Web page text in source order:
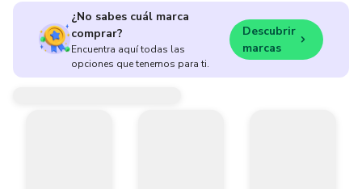
¿No sabes cuál marca
comprar?
Encuentra aquí todas las
opciones que tenemos para ti.
Descubrir
marcas